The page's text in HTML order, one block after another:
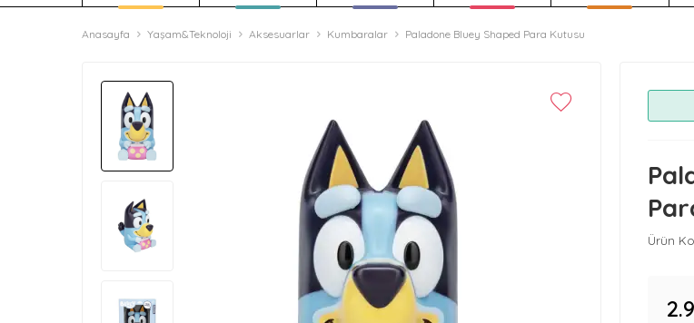
Anasayfa Yaşam&Teknoloji Aksesuarlar Kumbaralar Paladone Bluey Shaped Para Kutusu
Ürün